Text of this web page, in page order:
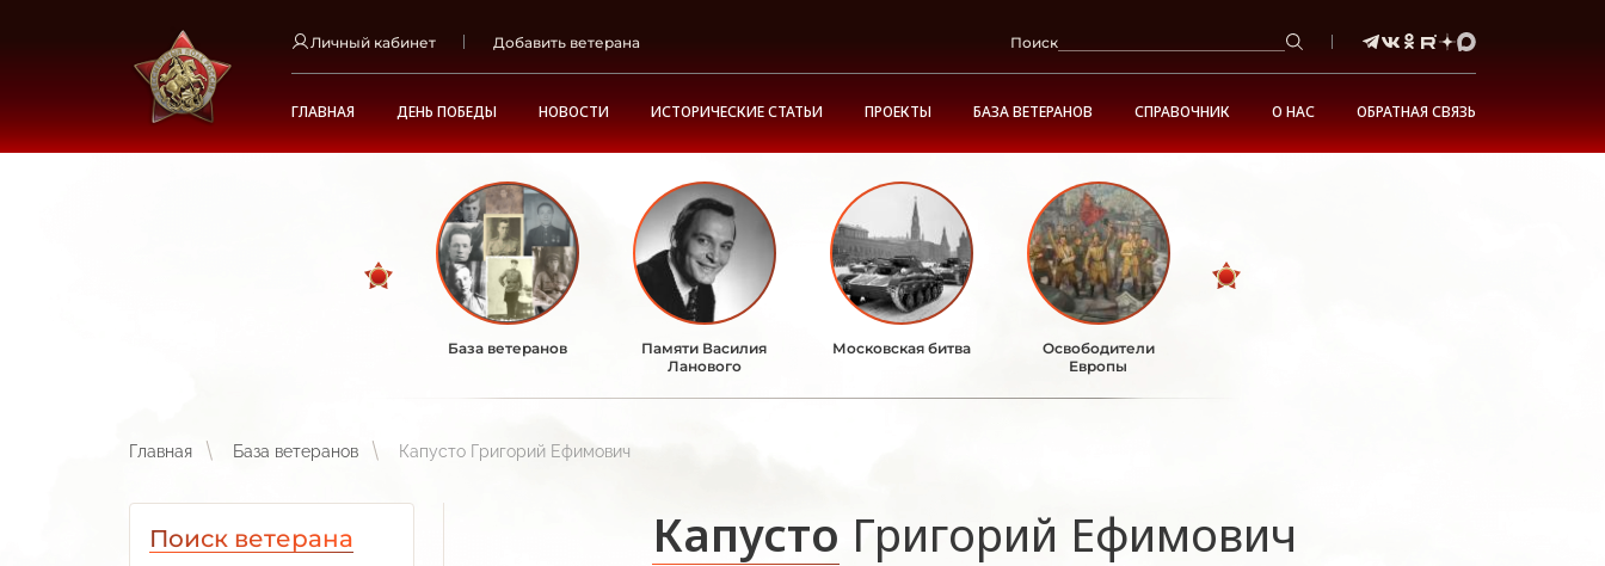
Личный кабинет Добавить ветерана Поиск
ГЛАВНАЯ ДЕНЬ ПОБЕДЫ НОВОСТИ ИСТОРИЧЕСКИЕ СТАТЬИ ПРОЕКТЫ БАЗА ВЕТЕРАНОВ СПРАВОЧНИК О НАС ОБРАТНАЯ СВЯЗЬ
База ветеранов
Памяти Василия
Ланового
Московская битва
Освободители
Европы
Главная База ветеранов Капусто Григорий Ефимович
Поиск ветерана
Капусто Григорий Ефимович